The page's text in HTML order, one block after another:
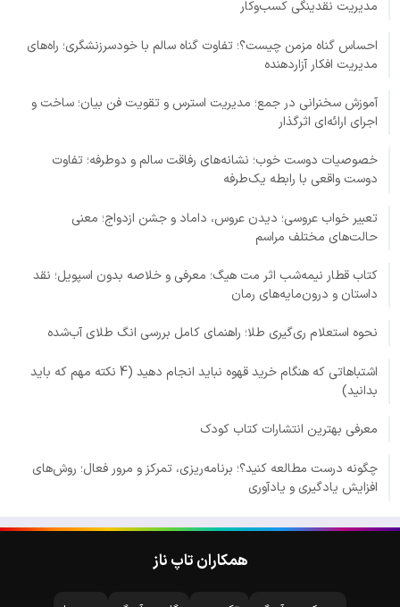
مدیریت نقدینگی کسب‌وکار
احساس گناه مزمن چیست؟؛ تفاوت گناه سالم با خودسرزنشگری؛ راه‌های
مدیریت افکار آزاردهنده
آموزش سخنرانی در جمع؛ مدیریت استرس و تقویت فن بیان؛ ساخت و
اجرای ارائه‌ای اثرگذار
خصوصیات دوست خوب؛ نشانه‌های رفاقت سالم و دوطرفه؛ تفاوت
دوست واقعی با رابطه یک‌طرفه
تعبیر خواب عروسی؛ دیدن عروس، داماد و جشن ازدواج؛ معنی
حالت‌های مختلف مراسم
کتاب قطار نیمه‌شب اثر مت هیگ؛ معرفی و خلاصه بدون اسپویل؛ نقد
داستان و درون‌مایه‌های رمان
نحوه استعلام ری‌گیری طلا؛ راهنمای کامل بررسی انگ طلای آب‌شده
اشتباهاتی که هنگام خرید قهوه نباید انجام دهید (4 نکته مهم که باید
بدانید)
معرفی بهترین انتشارات کتاب کودک
چگونه درست مطالعه کنید؟؛ برنامه‌ریزی، تمرکز و مرور فعال؛ روش‌های
افزایش یادگیری و یادآوری
همکاران تاپ ناز